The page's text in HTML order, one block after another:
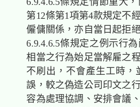
第12條第1項第4款規定不
僱傭關係，亦自當日起拒
6.9.4.6.5條規定之例示行
相當之行為始足當解雇之
不刷出，不會產生工時
誤，較之偽造公司印文之
容為處理協調、安排會議